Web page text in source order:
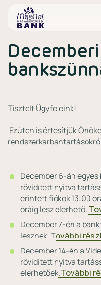
Tisztelt Ügyfeleink!
Ezúton is értesítjük
December 6-án egyes
rövidített nyitva
érintett fiókok 13:00
óráig lesz elérhető.
December 7-én a
lesznek. További
December 14-én a
rövidített nyitva
elérhetőek.További